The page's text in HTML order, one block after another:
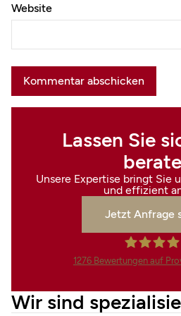
Website
Lassen Sie
Unsere Expertise bringt Sie
und effizient
Jetzt Anfrage
1276 Bewertungen auf
Wir sind